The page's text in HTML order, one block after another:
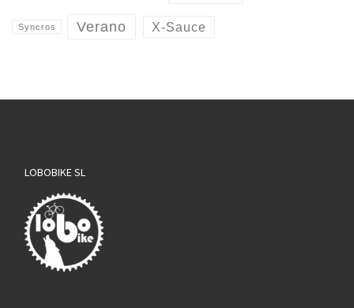
Syncros Verano X-Sauce
LOBOBIKE SL